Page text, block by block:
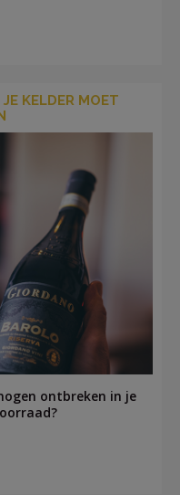
KELDER MOET
ontbreken in je